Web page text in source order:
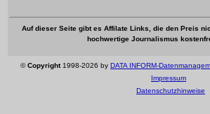
Auf dieser Seite gibt es Affilate Links, die den Preis
hochwertige Journalismus
©Copyright1998-2026 by DATA INFORM-
Impressum
Datenschutzhinweise